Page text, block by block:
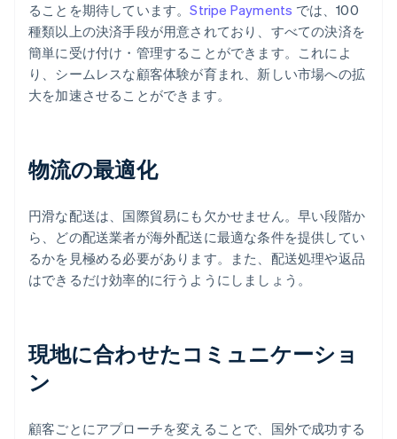
ることを期待しています。Stripe Payments では、100
種類以上の決済手段が用意されており、すべての決済を
簡単に受け付け・管理することができます。これによ
り、シームレスな顧客体験が育まれ、新しい市場への拡
大を加速させることができます。
物流の最適化
円滑な配送は、国際貿易にも欠かせません。早い段階か
ら、どの配送業者が海外配送に最適な条件を提供してい
るかを見極める必要があります。また、配送処理や返品
はできるだけ効率的に行うようにしましょう。
現地に合わせたコミュニケーショ
ン
顧客ごとにアプローチを変えることで、国外で成功する